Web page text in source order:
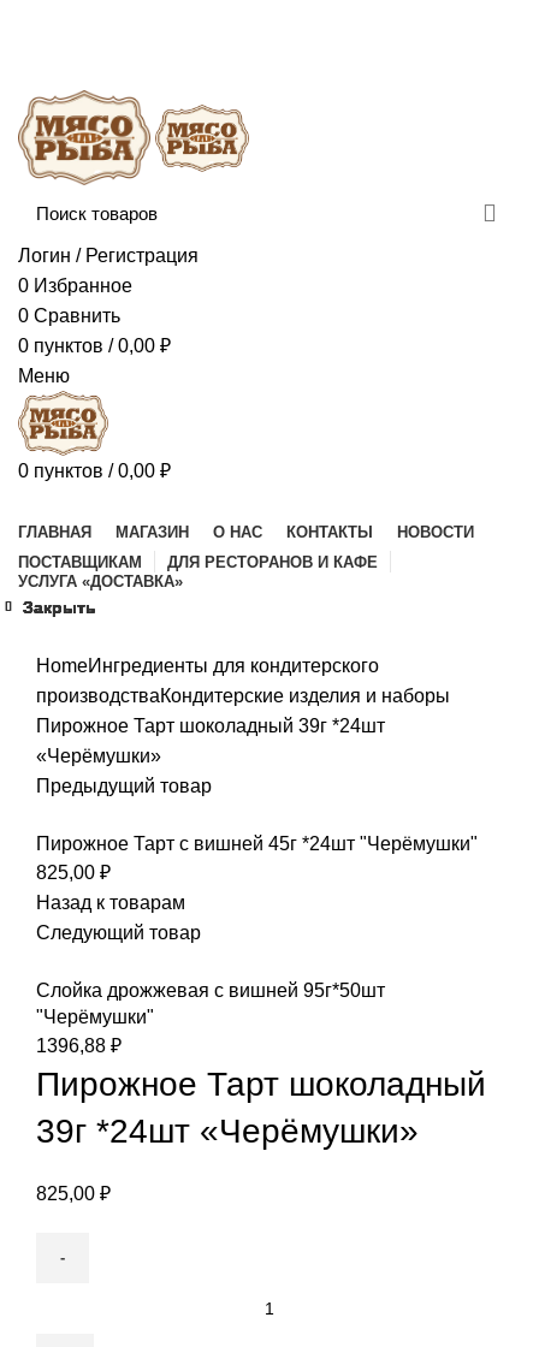
Логин / Регистрация
0 Избранное
0 Сравнить
0 пунктов / 0,00 ₽
Меню
0 пунктов / 0,00 ₽
ГЛАВНАЯ МАГАЗИН О НАС КОНТАКТЫ
НОВОСТИ
ПОСТАВЩИКАМ
ДЛЯ РЕСТОРАНОВ И КАФЕ
УСЛУГА «ДОСТАВКА»
HomeИнгредиенты для кондитерского
производстваКондитерские изделия и наборы
Пирожное Тарт шоколадный 39г *24шт
«Черёмушки»
Предыдущий товар
Пирожное Тарт с вишней 45г *24шт "Черёмушки"
825,00 ₽
Назад к товарам
Следующий товар
Слойка дрожжевая с вишней 95г*50шт
"Черёмушки"
1396,88 ₽
Пирожное Тарт шоколадный
39г *24шт «Черёмушки»
825,00 ₽
Закрыть
Закрыть
Закрыть
Закрыть
Закрыть
Закрыть
Закрыть
Закрыть